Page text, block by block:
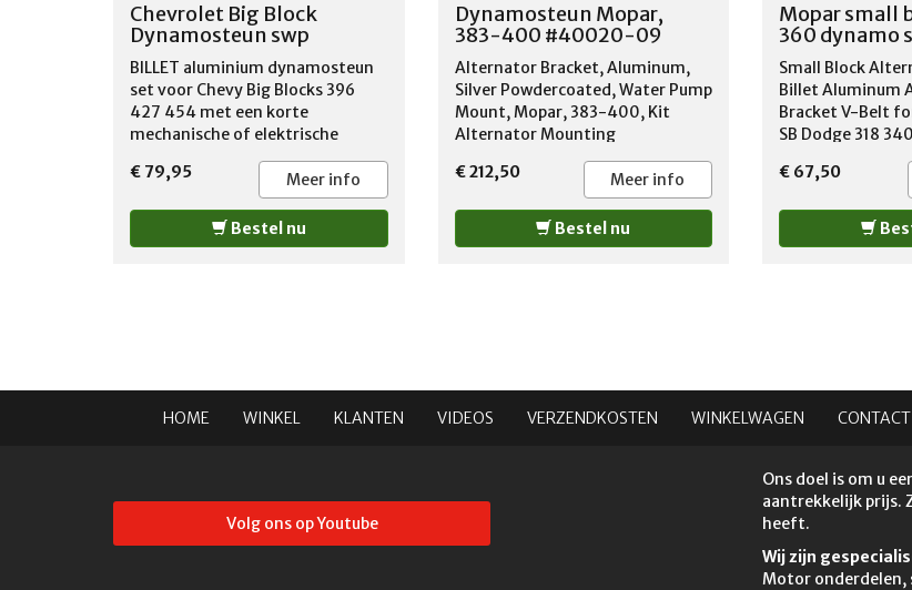
Chevrolet Big Block
Dynamosteun swp
BILLET aluminium dynamosteun
set voor Chevy Big Blocks 396
427 454 met een korte
mechanische of elektrische
€ 79,95 Meer info
Bestel nu
Dynamosteun Mopar,
383-400 #40020-09
Alternator Bracket, Aluminum,
Silver Powdercoated, Water Pump
Mount, Mopar, 383-400, Kit
Alternator Mounting
Position:Passenger side Notes:
Require the engines to have a
thermostat housing in which the
bolt holes run parallel to the
radiator.
€ 212,50 Meer info
Bestel nu
Mopar small
360 dynamo
Small Block
Billet Aluminum
Bracket V-Belt
SB Dodge 318
€ 67,50
HOME WINKEL KLANTEN VIDEOS VERZENDKOSTEN WINKELWAGEN CONTACT
Volg ons op Youtube
Ons doel is om u
aantrekkelijk prijs.
heeft.
Wij zijn
Motor onderdelen,